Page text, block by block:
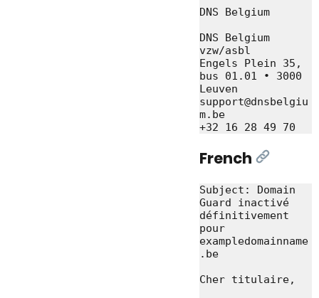
DNS Belgium
DNS Belgium
vzw/asbl
Engels Plein 35,
bus 01.01 • 3000
Leuven
support@dnsbelgiu
m.be
French [Link]
Subject: Domain
Guard inactivé
définitivement
pour
exampledomainname
.be
Cher titulaire,